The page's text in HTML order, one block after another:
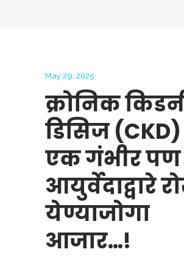
May 29, 2025
क्रोनिक
डिसिज
एक गंभीर पण
आयुर्वेदाद्वारे
येण्याजोगा
आजार…!